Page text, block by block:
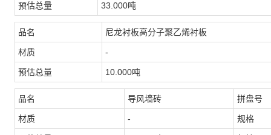
预估总量 33.000吨
品名 尼龙衬板高分子聚乙烯衬板
材质 -
预估总量 10.000吨
品名 导风墙砖 拼盘号
材质 - 规格